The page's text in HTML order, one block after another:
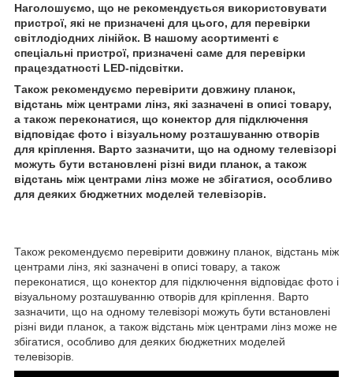
Наголошуємо, що не рекомендується використовувати
пристрої, які не призначені для цього, для перевірки
світлодіодних лінійок. В нашому асортименті є
спеціальні пристрої, призначені саме для перевірки
працездатності LED-підсвітки.
Також рекомендуємо перевірити довжину планок,
відстань між центрами лінз, які зазначені в описі товару,
а також переконатися, що конектор для підключення
відповідає фото і візуальному розташуванню отворів
для кріплення. Варто зазначити, що на одному телевізорі
можуть бути встановлені різні види планок, а також
відстань між центрами лінз може не збігатися, особливо
для деяких бюджетних моделей телевізорів.
Також рекомендуємо перевірити довжину планок, відстань між
центрами лінз, які зазначені в описі товару, а також
переконатися, що конектор для підключення відповідає фото і
візуальному розташуванню отворів для кріплення. Варто
зазначити, що на одному телевізорі можуть бути встановлені
різні види планок, а також відстань між центрами лінз може не
збігатися, особливо для деяких бюджетних моделей
телевізорів.